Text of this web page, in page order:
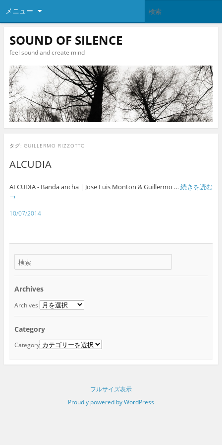
メニュー
SOUND OF SILENCE
feel sound and create mind
タグ: GUILLERMO RIZZOTTO
ALCUDIA
ALCUDIA - Banda ancha | Jose Luis Monton & Guillermo … 続きを読む
→
10/07/2014
Archives
Archives
Category
Category
フルサイズ表示
Proudly powered by WordPress